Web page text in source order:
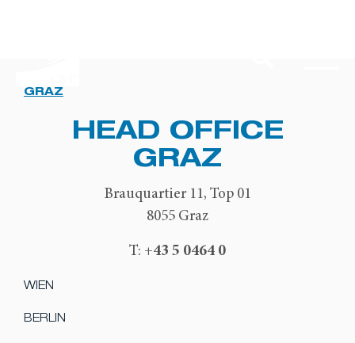
GRAZ
HEAD OFFICE
GRAZ
Brauquartier 11, Top 01
8055 Graz
T: +43 5 0464 0
WIEN
BERLIN